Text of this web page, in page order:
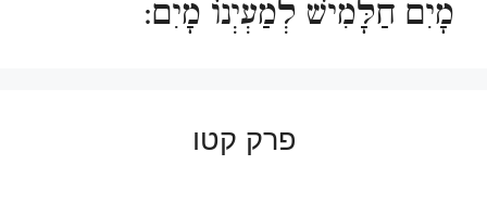
מָיִם חַלָּמִישׁ לְמַעְיְנוֹ מָיִם:
פרק קטו